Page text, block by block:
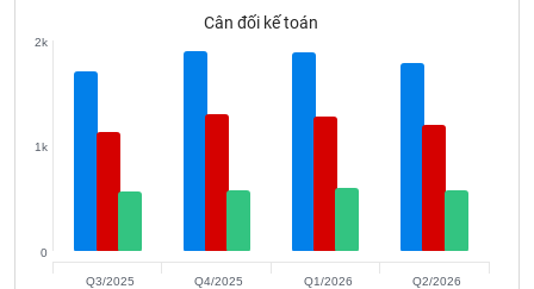
Cân đối kế toán
0
1k
2k
Q3/2025 Q4/2025 Q1/2026 Q2/2026
Dịch